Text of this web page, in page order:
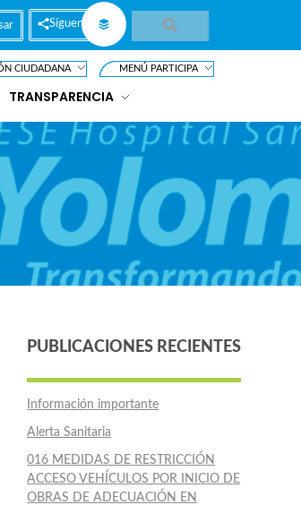
Síguenos
CIUDADANA MENÚ PARTICIPA
TRANSPARENCIA
PUBLICACIONES RECIENTES
Información importante
Alerta Sanitaria
016 MEDIDAS DE RESTRICCIÓN
ACCESO VEHÍCULOS POR INICIO DE
OBRAS DE ADECUACIÓN EN